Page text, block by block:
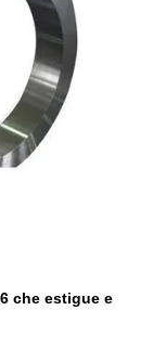
che estigue e